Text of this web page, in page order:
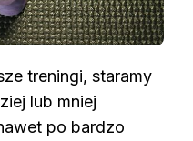
treningi, staramy
lub mniej
po bardzo